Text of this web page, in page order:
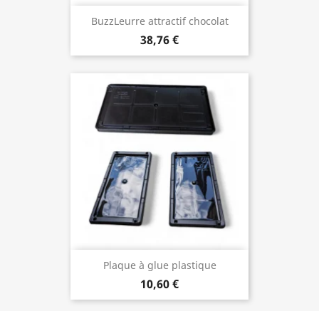
BuzzLeurre attractif chocolat
38,76 €
Plaque à glue plastique
10,60 €